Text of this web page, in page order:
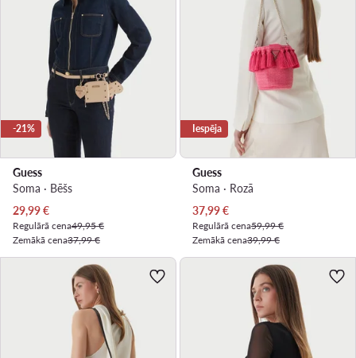
-21%
Guess
Soma · Bēšs
Pašreizējā cena
29,99€
Regulārā cena49,95 €
Zemākā cena37,99 €
Iespēja
Guess
Soma · Rozā
Pašreizējā cena
37,99€
Regulārā cena59,99 €
Zemākā cena39,99 €